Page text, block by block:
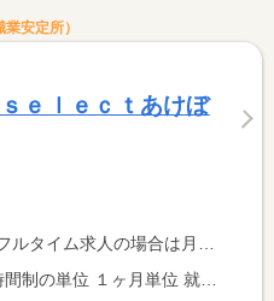
安定所）
ｅｌｅｃｔあけぼ
額）、パート求人の場合は時間額を表示しています。